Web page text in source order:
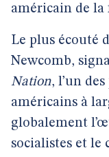
américain de la
Le plus écouté
Newcomb,
Nation, l’un
américains à
globalement
socialistes et le